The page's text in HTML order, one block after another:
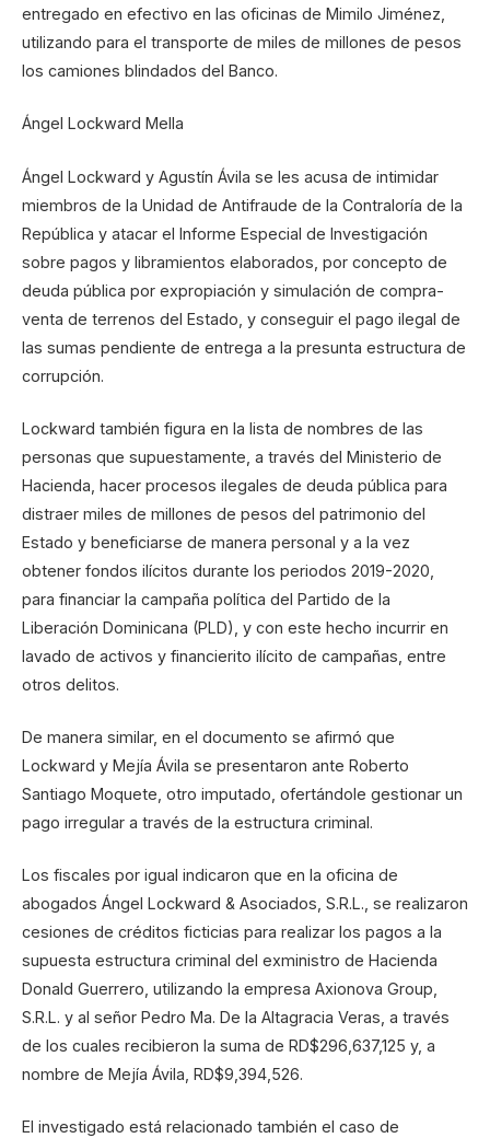
entregado en efectivo en las oficinas de Mimilo Jiménez,
utilizando para el transporte de miles de millones de pesos
los camiones blindados del Banco.
Ángel Lockward Mella
Ángel Lockward y Agustín Ávila se les acusa de intimidar
miembros de la Unidad de Antifraude de la Contraloría de la
República y atacar el Informe Especial de Investigación
sobre pagos y libramientos elaborados, por concepto de
deuda pública por expropiación y simulación de compra-
venta de terrenos del Estado, y conseguir el pago ilegal de
las sumas pendiente de entrega a la presunta estructura de
corrupción.
Lockward también figura en la lista de nombres de las
personas que supuestamente, a través del Ministerio de
Hacienda, hacer procesos ilegales de deuda pública para
distraer miles de millones de pesos del patrimonio del
Estado y beneficiarse de manera personal y a la vez
obtener fondos ilícitos durante los periodos 2019-2020,
para financiar la campaña política del Partido de la
Liberación Dominicana (PLD), y con este hecho incurrir en
lavado de activos y financierito ilícito de campañas, entre
otros delitos.
De manera similar, en el documento se afirmó que
Lockward y Mejía Ávila se presentaron ante Roberto
Santiago Moquete, otro imputado, ofertándole gestionar un
pago irregular a través de la estructura criminal.
Los fiscales por igual indicaron que en la oficina de
abogados Ángel Lockward & Asociados, S.R.L., se realizaron
cesiones de créditos ficticias para realizar los pagos a la
supuesta estructura criminal del exministro de Hacienda
Donald Guerrero, utilizando la empresa Axionova Group,
S.R.L. y al señor Pedro Ma. De la Altagracia Veras, a través
de los cuales recibieron la suma de RD$296,637,125 y, a
nombre de Mejía Ávila, RD$9,394,526.
El investigado está relacionado también el caso de